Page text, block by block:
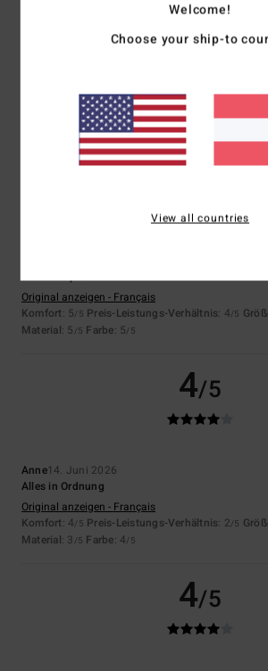
21. Juni 2026
Perfektes Material und perfekter Schnitt
/5 Farbe: 5/5
Ich empfehle dieses Produkt
5
Das ist super!
Original anzeigen - Français
Komfort: 5/5 Preis-Leistungs-Verhältnis: 4/5
Material: 5 /5 Farbe: 5/5
4/5
Anne14. Juni 2026
Alles in Ordnung
Original anzeigen - Français
Komfort: 4/5 Preis-Leistungs-Verhältnis: 2/5
Material: 3 /5 Farbe: 4/5
4/5
Welcome!
Choose your ship-to
View all countries